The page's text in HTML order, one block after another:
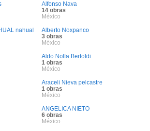
Alfonso Nava
14 obras
México
nahual
Alberto Noxpanco
3 obras
México
Aldo Nolla Bertoldi
1 obras
México
Araceli Nieva pelcastre
1 obras
México
ANGELICA NIETO
6 obras
México